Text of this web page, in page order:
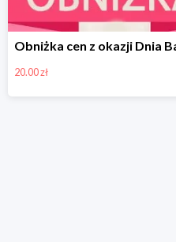
20.00 zł